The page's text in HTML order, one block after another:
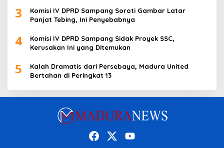
3
Komisi IV DPRD Sampang Soroti Gambar Latar
Panjat Tebing, Ini Penyebabnya
4
Komisi IV DPRD Sampang Sidak Proyek SSC,
Kerusakan Ini yang Ditemukan
5
Kalah Dramatis dari Persebaya, Madura United
Bertahan di Peringkat 13